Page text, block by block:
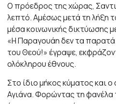
Ο πρόεδρος της χώρας,
λεπτό. Αμέσως μετά τη λήξη
μέσα κοινωνικής δικτύωσης
«Η Παραγουάη δεν τα
του Θεού!» έγραψε,
ολόκληρου έθνους.
Στο ίδιο μήκος κύματος και
Αγιάνα. Φορώντας τη φανέλα